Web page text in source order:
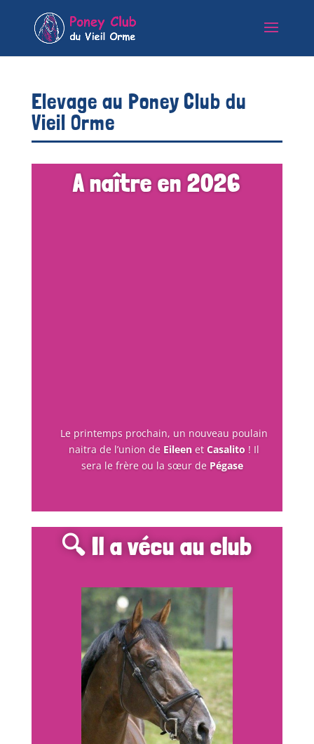
Elevage au Poney Club du
Vieil Orme
A naître en 2026
Le printemps prochain, un nouveau poulain
naitra de l’union de Eileenet Casalito ! Il
sera le frère ou la sœur de Pégase
🔍 Il a vécu au club